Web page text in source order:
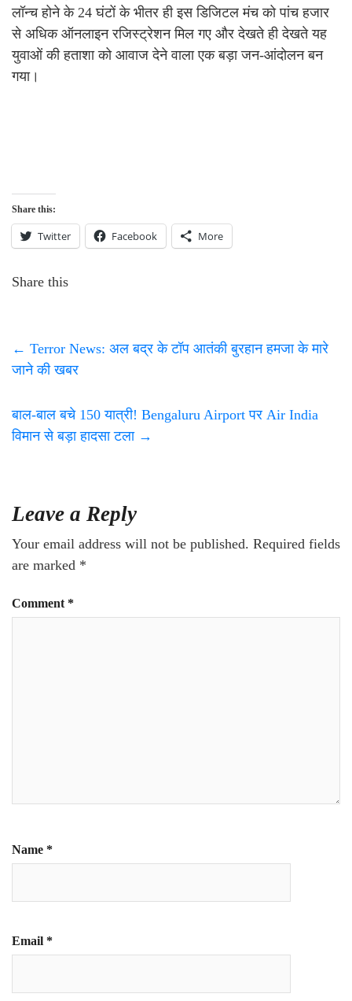
लॉन्च होने के 24 घंटों के भीतर ही इस डिजिटल मंच को पांच हजार
से अधिक ऑनलाइन रजिस्ट्रेशन मिल गए और देखते ही देखते यह
युवाओं की हताशा को आवाज देने वाला एक बड़ा जन-आंदोलन बन
गया।
Share this:
Twitter Facebook More
Share this
← Terror News: अल बद्र के टॉप आतंकी बुरहान हमजा के मारे
जाने की खबर
बाल-बाल बचे 150 यात्री! Bengaluru Airport पर Air India
विमान से बड़ा हादसा टला →
Leave a Reply
Your email address will not be published. Required fields
are marked *
Comment *
Name *
Email *